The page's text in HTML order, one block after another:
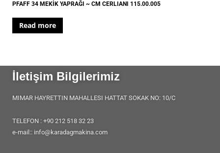
PFAFF 34 MEKİK YAPRAĞI ~ CM CERLIANI 115.00.005
Read more
İletişim Bilgilerimiz
MIMAR HAYRETTIN MAHALLESI HATTAT SOKAK NO: 10/C
TELEFON : +90 212 518 32 23
e-mail:: info@karadagmakina.com